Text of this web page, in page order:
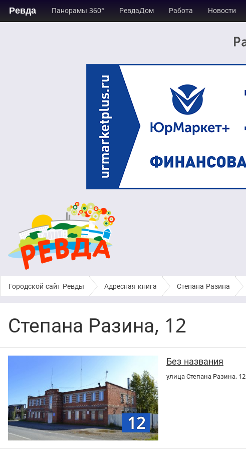
Городской сайт Ревды › Адресная книга › Степана Разина ›
Степана Разина, 12
12
Без названия
улица Степана Разина, 12
Ревда Панорамы 360° РевдаДом Работа Новости